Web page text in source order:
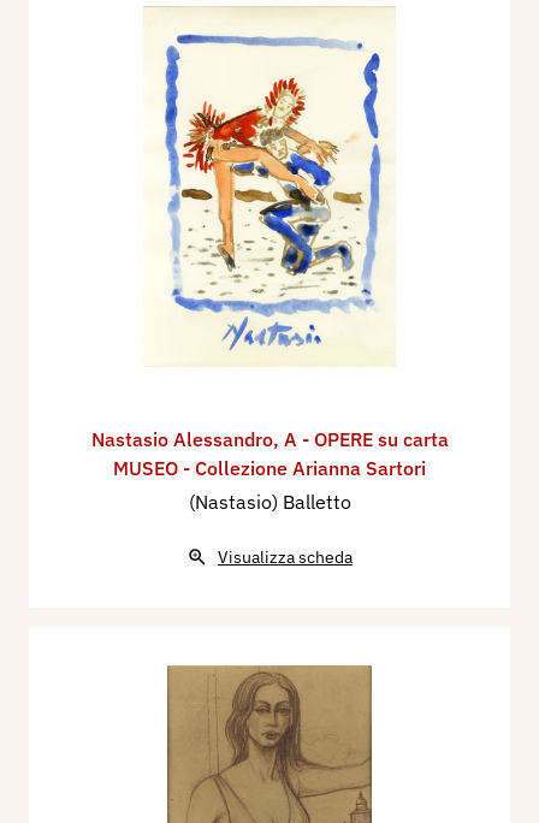
Nastasio Alessandro, A - OPERE su carta
MUSEO - Collezione Arianna Sartori
(Nastasio) Balletto
Visualizza scheda